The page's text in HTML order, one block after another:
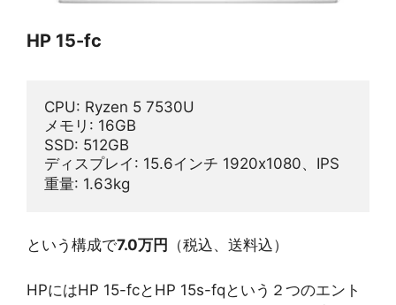
HP 15-fc
CPU: Ryzen 5 7530U
メモリ: 16GB
SSD: 512GB
ディスプレイ: 15.6インチ 1920x1080、IPS
重量: 1.63kg
という構成で7.0万円 （税込、送料込）
HPにはHP 15-fcとHP 15s-fqという２つのエント